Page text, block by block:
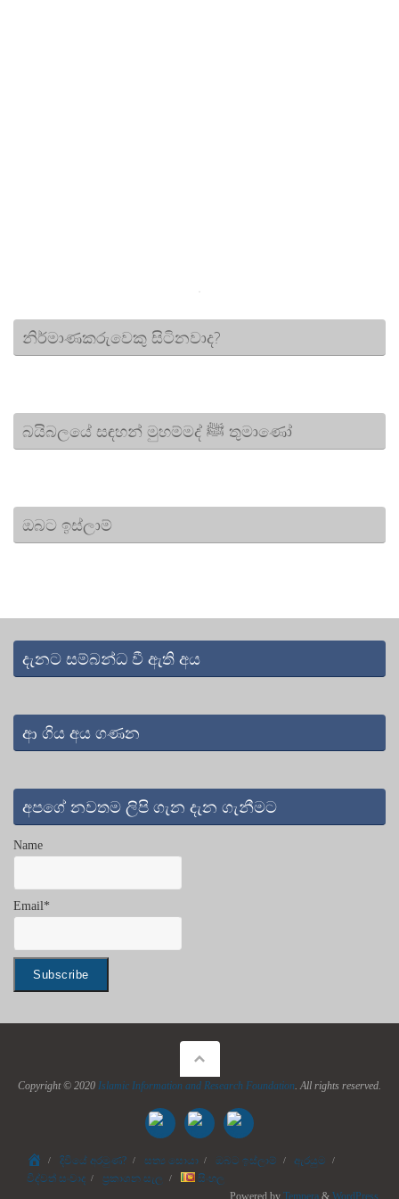
නිර්මාණකරුවෙකු සිටිනවාද?
බයිබලයේ සඳහන් මුහම්මද් ﷺ තුමාණෝ
ඔබට ඉස්ලාම්
දැනට සම්බන්ධ වී ඇති අය
ආ ගිය අය ගණන
අපගේ නවතම ලිපි ගැන දැන ගැනීමට
Name
Email*
Copyright © 2020 Islamic Information and Research Foundation. All rights reserved.
Homeදිවියේ අරමුණ? සත්‍ය සොයා ඔබට ඉස්ලාම්
ඇරයුම
විද්වත් සංවාද
ප්‍රකාශන සැල
සිංහල
Powered by Tempera & WordPress.